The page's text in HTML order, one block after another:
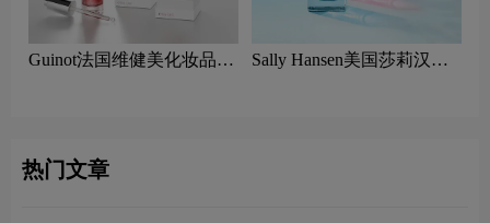
Guinot法国维健美化妆品
Sally Hansen美国莎莉汉森
热门文章